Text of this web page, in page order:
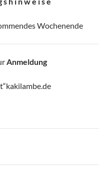
Wochenende
Anmeldung